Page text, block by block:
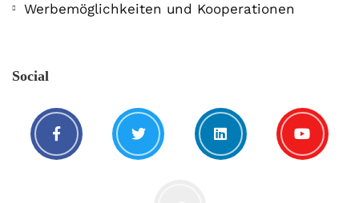
Werbemöglichkeiten und Kooperationen
Social